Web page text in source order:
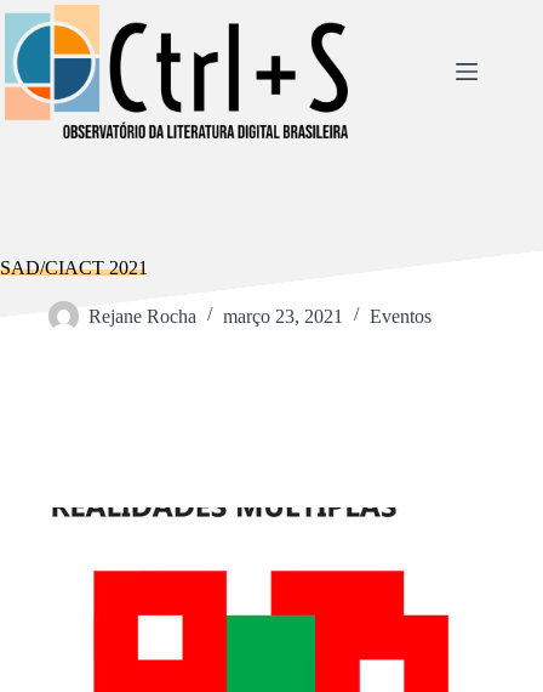
Pular
para
conteúdo
SAD/CIACT 2021
Rejane Rocha março 23, 2021 Eventos